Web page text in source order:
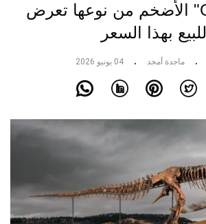
حفرية "Gus" الأضخم من نوعها تعرض
للبيع بهذا السعر
ماجدة أمجد 04 يونيو 2026